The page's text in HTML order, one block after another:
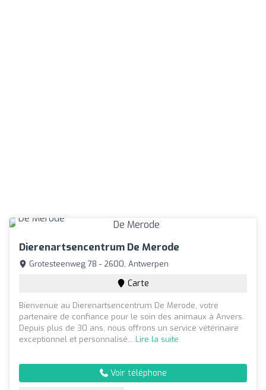
Dierenartsencentrum De Merode
Grotesteenweg 78 - 2600, Antwerpen
Carte
Bienvenue au Dierenartsencentrum De Merode, votre
partenaire de confiance pour le soin des animaux à Anvers.
Depuis plus de 30 ans, nous offrons un service vétérinaire
exceptionnel et personnalisé... Lire la suite
Voir téléphone